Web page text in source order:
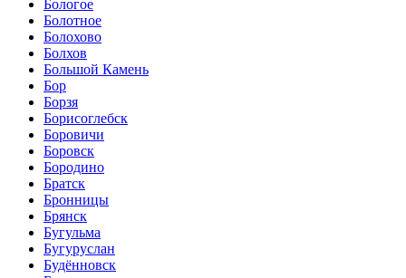
Бологое
Болотное
Болохово
Болхов
Большой Камень
Бор
Борзя
Борисоглебск
Боровичи
Боровск
Бородино
Братск
Бронницы
Брянск
Бугульма
Бугуруслан
Будённовск